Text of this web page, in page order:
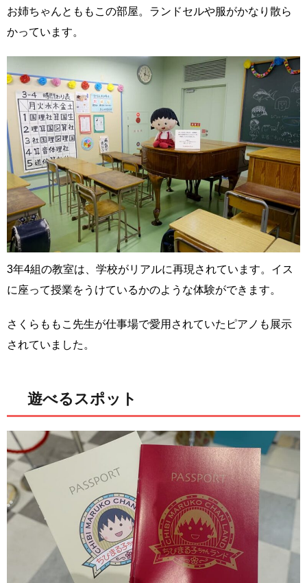
お姉ちゃんとももこの部屋。ランドセルや服がかなり散ら
かっています。
3年4組の教室は、学校がリアルに再現されています。イス
に座って授業をうけているかのような体験ができます。
さくらももこ先生が仕事場で愛用されていたピアノも展示
されていました。
遊べるスポット